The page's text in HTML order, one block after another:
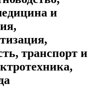
и
транспорт и